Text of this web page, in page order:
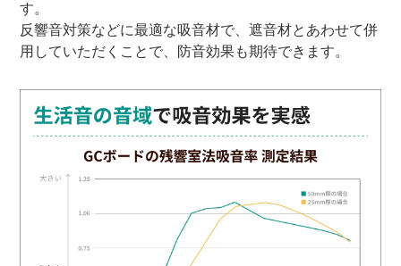
す。
反響音対策などに最適な吸音材で、遮音材とあわせて併
用していただくことで、防音効果も期待できます。